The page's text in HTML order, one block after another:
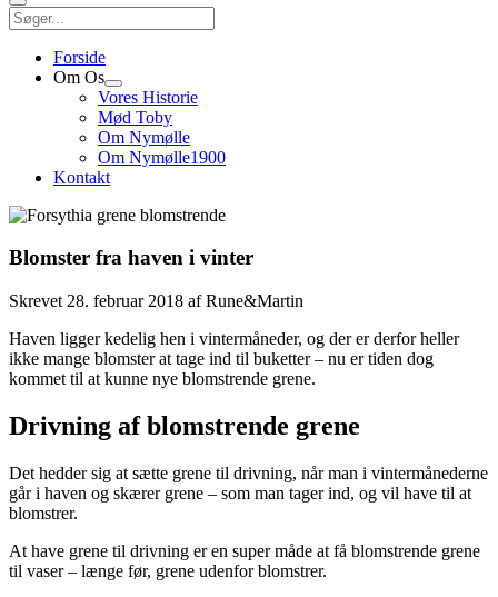
Søg
Forside
Om Os
Åbn
dropdown
meny
Vores Historie
Mød Toby
Om Nymølle
Om Nymølle1900
Kontakt
Blomster fra haven i vinter
Skrevet 28. februar 2018 afRune&Martin
Haven ligger kedelig hen i vintermåneder, og der er derfor heller
ikke mange blomster at tage ind til buketter – nu er tiden dog
kommet til at kunne nye blomstrende grene.
Drivning af blomstrende grene
Det hedder sig at sætte grene til drivning, når man i vintermånederne
går i haven og skærer grene – som man tager ind, og vil have til at
blomstrer.
At have grene til drivning er en super måde at få blomstrende grene
til vaser – længe før, grene udenfor blomstrer.